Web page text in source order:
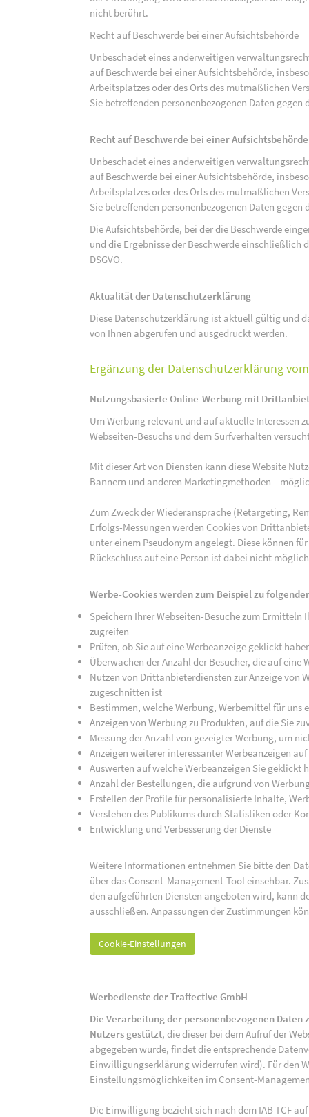
nicht berührt.
Recht auf Beschwerde bei einer Aufsichtsbehörde
Unbeschadet eines anderweitigen
auf Beschwerde bei einer Aufsichtsbehörde,
Arbeitsplatzes oder des Orts des mutmaßlichen
Sie betreffenden personenbezogenen Daten gegen
Recht auf Beschwerde bei einer Aufsichtsbehörde
Unbeschadet eines anderweitigen
auf Beschwerde bei einer Aufsichtsbehörde,
Arbeitsplatzes oder des Orts des mutmaßlichen
Sie betreffenden personenbezogenen Daten gegen
Die Aufsichtsbehörde, bei der die Beschwerde
und die Ergebnisse der Beschwerde
DSGVO.
Aktualität der Datenschutzerklärung
Diese Datenschutzerklärung ist aktuell gültig und
von Ihnen abgerufen und ausgedruckt werden.
Ergänzung der Datenschutzerklärung
Nutzungsbasierte Online-Werbung mit
Um Werbung relevant und auf aktuelle Interessen
Webseiten-Besuchs und dem Surfverhalten
Mit dieser Art von Diensten kann diese Website
Bannern und anderen Marketingmethoden –
Zum Zweck der Wiederansprache (Retargeting,
Erfolgs-Messungen werden Cookies von
unter einem Pseudonym angelegt. Diese können
Rückschluss auf eine Person ist dabei nicht
Werbe-Cookies werden zum Beispiel zu
Speichern Ihrer Webseiten-Besuche zum
zugreifen
Prüfen, ob Sie auf eine Werbeanzeige geklickt
Überwachen der Anzahl der Besucher, die auf
Nutzen von Drittanbieterdiensten zur Anzeige von
zugeschnitten ist
Bestimmen, welche Werbung, Werbemittel für uns
Anzeigen von Werbung zu Produkten, auf die Sie
Messung der Anzahl von gezeigter Werbung, um
Anzeigen weiterer interessanter Werbeanzeigen
Auswerten auf welche Werbeanzeigen Sie geklickt
Anzahl der Bestellungen, die aufgrund von
Erstellen der Profile für personalisierte Inhalte,
Verstehen des Publikums durch Statistiken oder
Entwicklung und Verbesserung der Dienste
Weitere Informationen entnehmen Sie bitte den
über das Consent-Management-Tool einsehbar.
den aufgeführten Diensten angeboten wird, kann
ausschließen. Anpassungen der Zustimmungen
Cookie-Einstellungen
Werbedienste der Traffective GmbH
Die Verarbeitung der personenbezogenen
Nutzers gestützt, die dieser bei dem Aufruf der
abgegeben wurde, findet die entsprechende
Einwilligungserklärung widerrufen wird). Für den
Einstellungsmöglichkeiten im Consent-
Die Einwilligung bezieht sich nach dem IAB TCF